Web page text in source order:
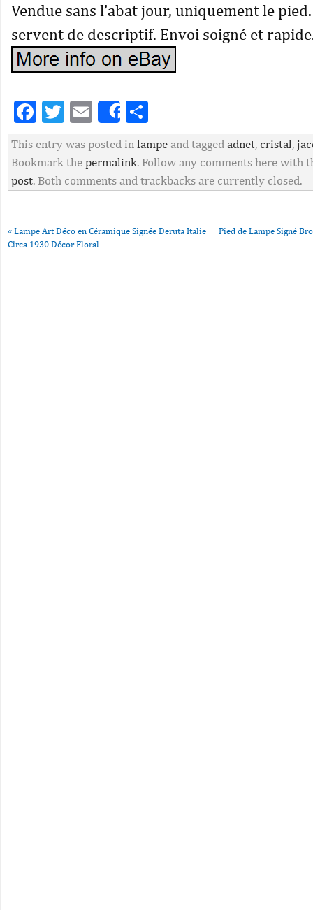
Vendue sans l’abat jour, uniquement le
servent de descriptif. Envoi soigné et
Facebook
Twitter
EmailShare
This entry was posted in lampe and tagged adnet, cristal,
Bookmark the permalink. Follow any comments here with
post. Both comments and trackbacks are currently closed.
« Lampe Art Déco en Céramique Signée Deruta Italie
Circa 1930 Décor Floral
Pied de Lampe Signé